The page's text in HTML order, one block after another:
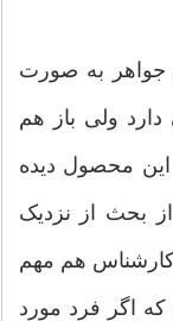
به صورت
ولی باز هم
محصول دیده
بحث از نزدیک
هم مهم
اگر فرد مورد